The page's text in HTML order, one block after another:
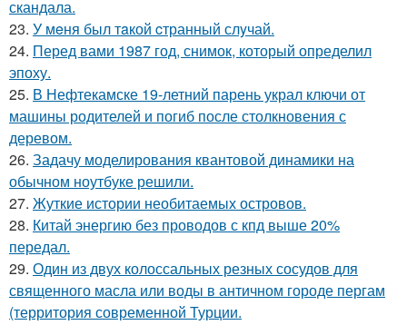
скандала.
23. У мeня был тaкой cтранный слyчай.
24. Перед вами 1987 год, снимок, который определил
эпоху.
25. В Нефтекамске 19-летний парень украл ключи от
машины родителей и погиб после столкновения с
деревом.
26. Задачу моделирования квантовой динамики на
обычном ноутбуке решили.
27. Жуткие истории необитаемых островов.
28. Китай энергию без проводов с кпд выше 20%
передал.
29. Один из двух колоссальных резных сосудов для
священного масла или воды в античном городе пергам
(территория современной Турции.